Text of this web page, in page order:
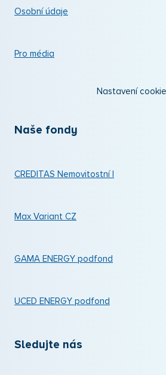
Osobní údaje
Pro média
Nastavení
Naše fondy
CREDITAS Nemovitostní I
Max Variant CZ
GAMA ENERGY podfond
UCED ENERGY podfond
Sledujte nás